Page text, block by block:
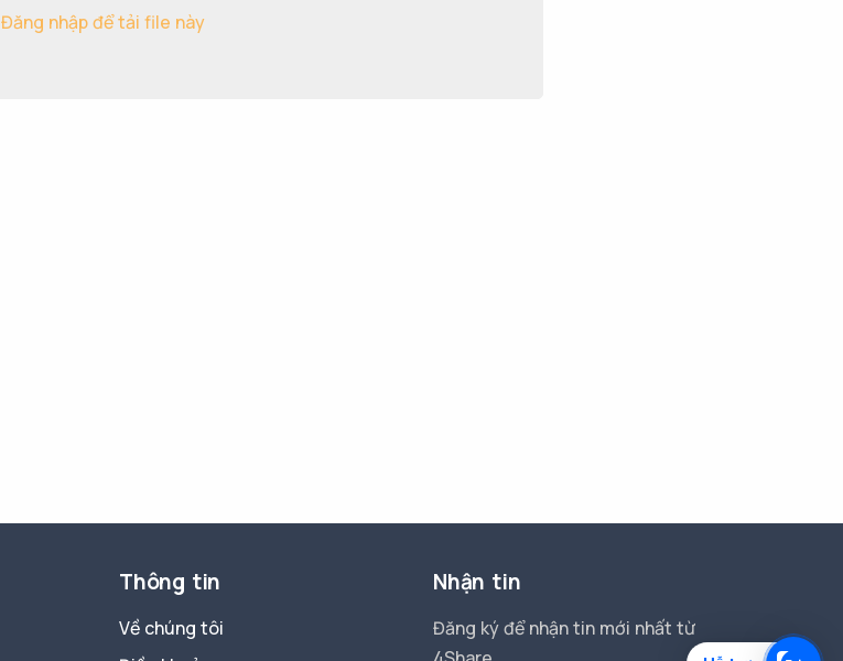
Đăng nhập để tải file này
Thông tin
Về chúng tôi
Nhận tin
Đăng ký để nhận tin mới nhất từ